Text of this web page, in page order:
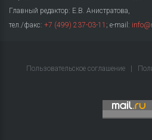
Главный редактор: Е.В. Анистратова,
тел./факс: +7 (499) 237-03-11 ; e-mail:
Пользовательское соглашение